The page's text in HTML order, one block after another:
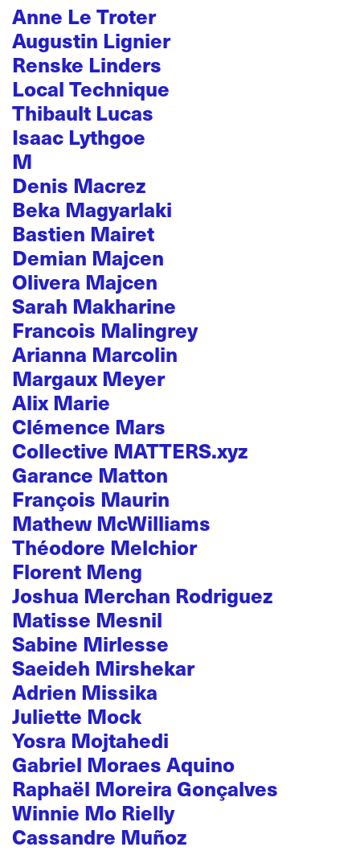
Anne Le Troter
Augustin Lignier
Renske Linders
Local Technique
Thibault Lucas
Isaac Lythgoe
M
Denis Macrez
Beka Magyarlaki
Bastien Mairet
Demian Majcen
Olivera Majcen
Sarah Makharine
Francois Malingrey
Arianna Marcolin
Margaux Meyer
Alix Marie
Clémence Mars
Collective MATTERS.xyz
Garance Matton
François Maurin
Mathew McWilliams
Théodore Melchior
Florent Meng
Joshua Merchan Rodriguez
Matisse Mesnil
Sabine Mirlesse
Saeideh Mirshekar
Adrien Missika
Juliette Mock
Yosra Mojtahedi
Gabriel Moraes Aquino
Raphaël Moreira Gonçalves
Winnie Mo Rielly
Cassandre Muñoz